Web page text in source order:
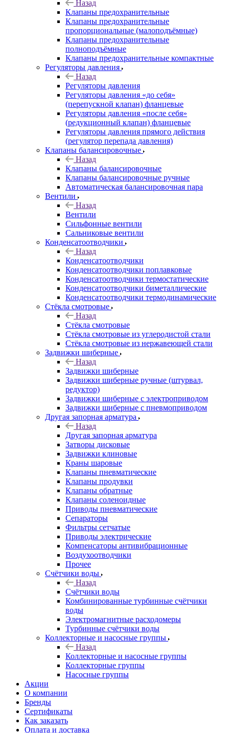
Назад
Клапаны предохранительные
Клапаны предохранительные
пропорциональные (малоподъёмные)
Клапаны предохранительные
полноподъёмные
Клапаны предохранительные компактные
Регуляторы давления
Назад
Регуляторы давления
Регуляторы давления «до себя»
(перепускной клапан) фланцевые
Регуляторы давления «после себя»
(редукционный клапан) фланцевые
Регуляторы давления прямого действия
(регулятор перепада давления)
Клапаны балансировочные
Назад
Клапаны балансировочные
Клапаны балансировочные ручные
Автоматическая балансировочная пара
Вентили
Назад
Вентили
Сильфонные вентили
Сальниковые вентили
Конденсатоотводчики
Назад
Конденсатоотводчики
Конденсатоотводчики поплавковые
Конденсатоотводчики термостатические
Конденсатоотводчики биметаллические
Конденсатоотводчики термодинамические
Стёкла смотровые
Назад
Стёкла смотровые
Стёкла смотровые из углеродистой стали
Стёкла смотровые из нержавеющей стали
Задвижки шиберные
Назад
Задвижки шиберные
Задвижки шиберные ручные (штурвал,
редуктор)
Задвижки шиберные с электроприводом
Задвижки шиберные с пневмоприводом
Другая запорная арматура
Назад
Другая запорная арматура
Затворы дисковые
Задвижки клиновые
Краны шаровые
Клапаны пневматические
Клапаны продувки
Клапаны обратные
Клапаны соленоидные
Приводы пневматические
Сепараторы
Фильтры сетчатые
Приводы электрические
Компенсаторы антивибрационные
Воздухоотводчики
Прочее
Счётчики воды
Назад
Счётчики воды
Комбинированные турбинные счётчики
воды
Электромагнитные расходомеры
Турбинные счётчики воды
Коллекторные и насосные группы
Назад
Коллекторные и насосные группы
Коллекторные группы
Насосные группы
Акции
О компании
Бренды
Сертификаты
Как заказать
Оплата и доставка